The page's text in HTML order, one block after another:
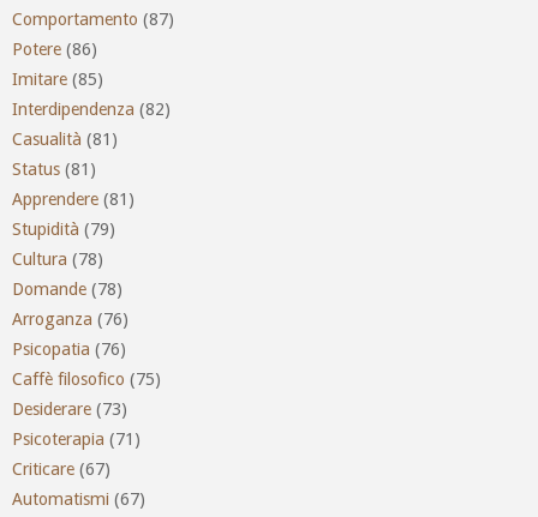
Comportamento (87)
Potere (86)
Imitare (85)
Interdipendenza (82)
Casualità (81)
Status (81)
Apprendere (81)
Stupidità (79)
Cultura (78)
Domande (78)
Arroganza (76)
Psicopatia (76)
Caffè filosofico (75)
Desiderare (73)
Psicoterapia (71)
Criticare (67)
Automatismi (67)